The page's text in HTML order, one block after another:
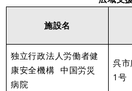
施設名
独立行政法人労働者健
康安全機構 中国労災
病院
呉
1号